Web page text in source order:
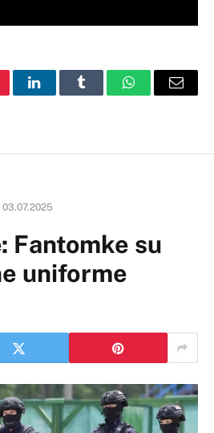
LinkedInTumblr WhatsAppEmail
03.07.2025
Fantomke su
uniforme